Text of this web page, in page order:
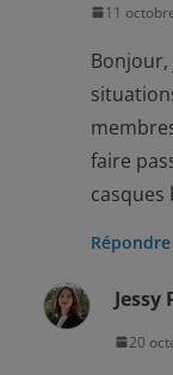
11
Bonjour,
faire
Répondre
Jessy
20